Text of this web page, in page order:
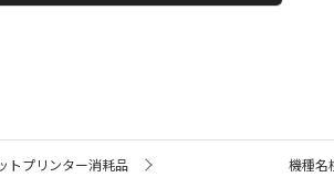
トプリンター消耗品 機種名